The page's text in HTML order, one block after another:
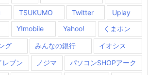
TSUKUMO Twitter
Uplay
Y!mobile Yahoo! くまポン
グ みんなの銀行 イオシス
レブン ノジマ パソコンSHOPアーク